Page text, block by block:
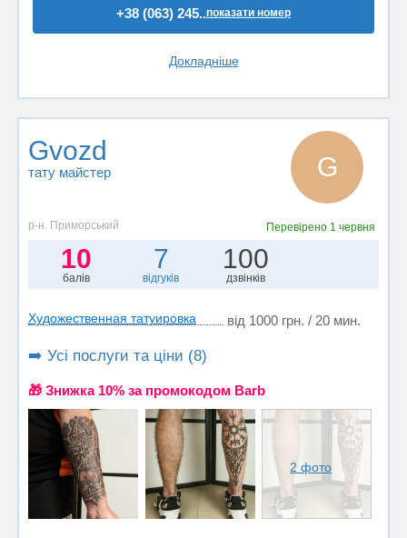
+38 (063) 245..показати номер
Докладніше
Gvozd
тату майстер G
р-н. Приморський Перевірено 1 червня
10
балів
7
відгуків
100
дзвінків
Художественная татуировка від 1000 грн. / 20 мин.
➡️ Усі послуги та ціни (8)
🎁 Знижка 10% за промокодом Barb
2 фото